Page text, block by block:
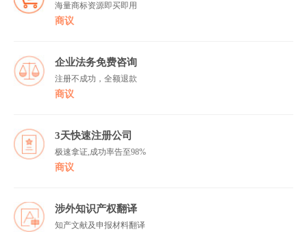
海量商标资源即买即用
商议
企业法务免费咨询
注册不成功，全额退款
商议
3天快速注册公司
极速拿证,成功率告至98%
商议
涉外知识产权翻译
知产文献及申报材料翻译